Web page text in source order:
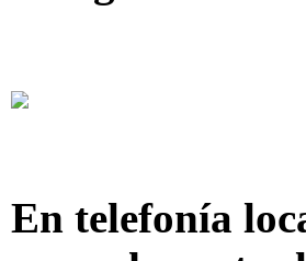
En telefonía